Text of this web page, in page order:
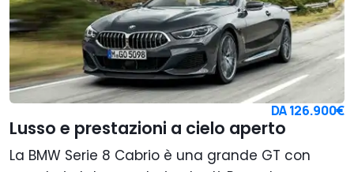
DA126.900€
Lusso e prestazioni a cielo aperto
La BMW Serie 8 Cabrio è una grande GT con